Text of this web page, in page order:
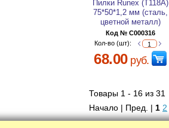
Пилки Runex (Т118А)
75*50*1,2 мм (сталь,
цветной металл)
Код № C000316
Кол-во (шт):
68.00руб.
Товары 1 - 16 из 31
Начало | Пред. | 1 2